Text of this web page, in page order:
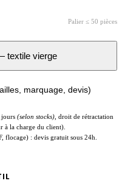
Palier ≤ 50 pièces
textile vierge
marquage, devis)
jours (selon stocks) , droit de rétractation
à la charge du client).
flocage) : devis gratuit sous 24h.